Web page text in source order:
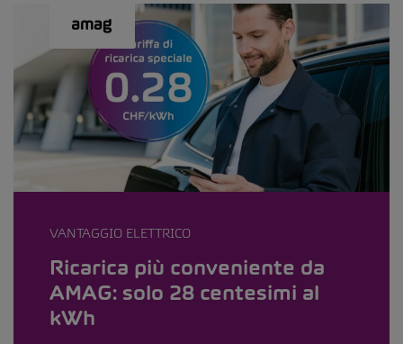
VANTAGGIO ELETTRICO
Ricarica più conveniente da
AMAG: solo 28 centesimi al
kWh